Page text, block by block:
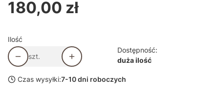
Cena
180,00 zł
Ilość
szt.
Dostępność:
duża ilość
Czas wysyłki:7-10 dni roboczych